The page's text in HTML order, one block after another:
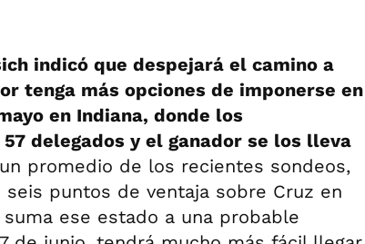
indicó que despejará el camino a
tenga más opciones de imponerse en
en Indiana, donde los
delegados y el ganador se los lleva
promedio de los recientes sondeos,
puntos de ventaja sobre Cruz en
ese estado a una probable